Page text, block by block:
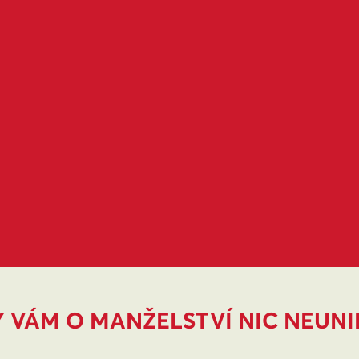
VÁM O MANŽELSTVÍ NIC